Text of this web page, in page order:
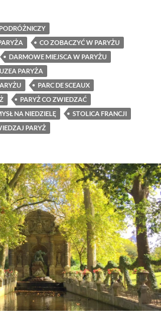
CO ZOBACZYĆ W PARYŻU
DARMOWE MIEJSCA W PARYŻU
PARYŻA
PARC DE SCEAUX
PARYŻ CO ZWIEDZAĆ
NA NIEDZIELĘ
STOLICA FRANCJI
PARYŻ